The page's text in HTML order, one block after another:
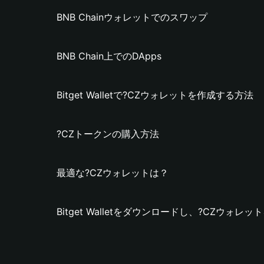
BNB Chainウォレットでのスワップ
BNB Chain上でのDApps
Bitget Walletで?CZウォレットを作成する方法
?CZトークンの購入方法
最適な?CZウォレットは？
Bitget Walletをダウンロードし、?CZウォレット